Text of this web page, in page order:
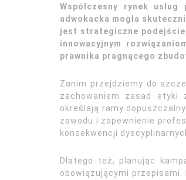
Współczesny rynek
adwokacka mogła
jest strategiczne podejście
innowacyjnym
prawnika pragnącego
Zanim przejdziemy do
zachowaniem zasad etyki
określają ramy
zawodu i zapewnienie
konsekwencji
Dlatego też, planując
obowiązującymi